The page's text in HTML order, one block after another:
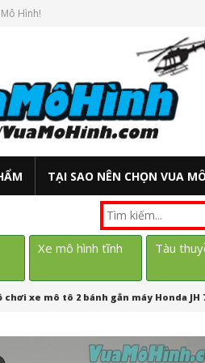
Hình!
TẠI SAO NÊN CHỌN VUA
Xe mô hình tĩnh Tàu
xe mô tô 2 bánh gắn máy Honda